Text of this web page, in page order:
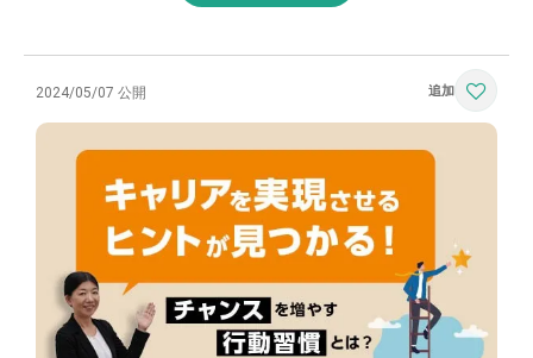
2024/05/07 公開